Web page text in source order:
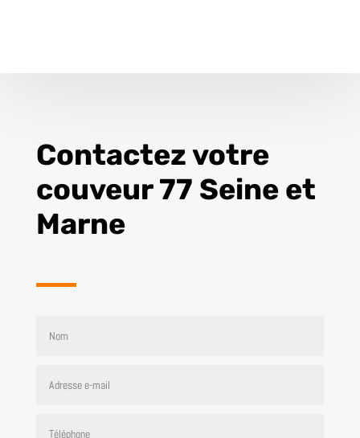
Contactez votre
couveur 77 Seine et
Marne